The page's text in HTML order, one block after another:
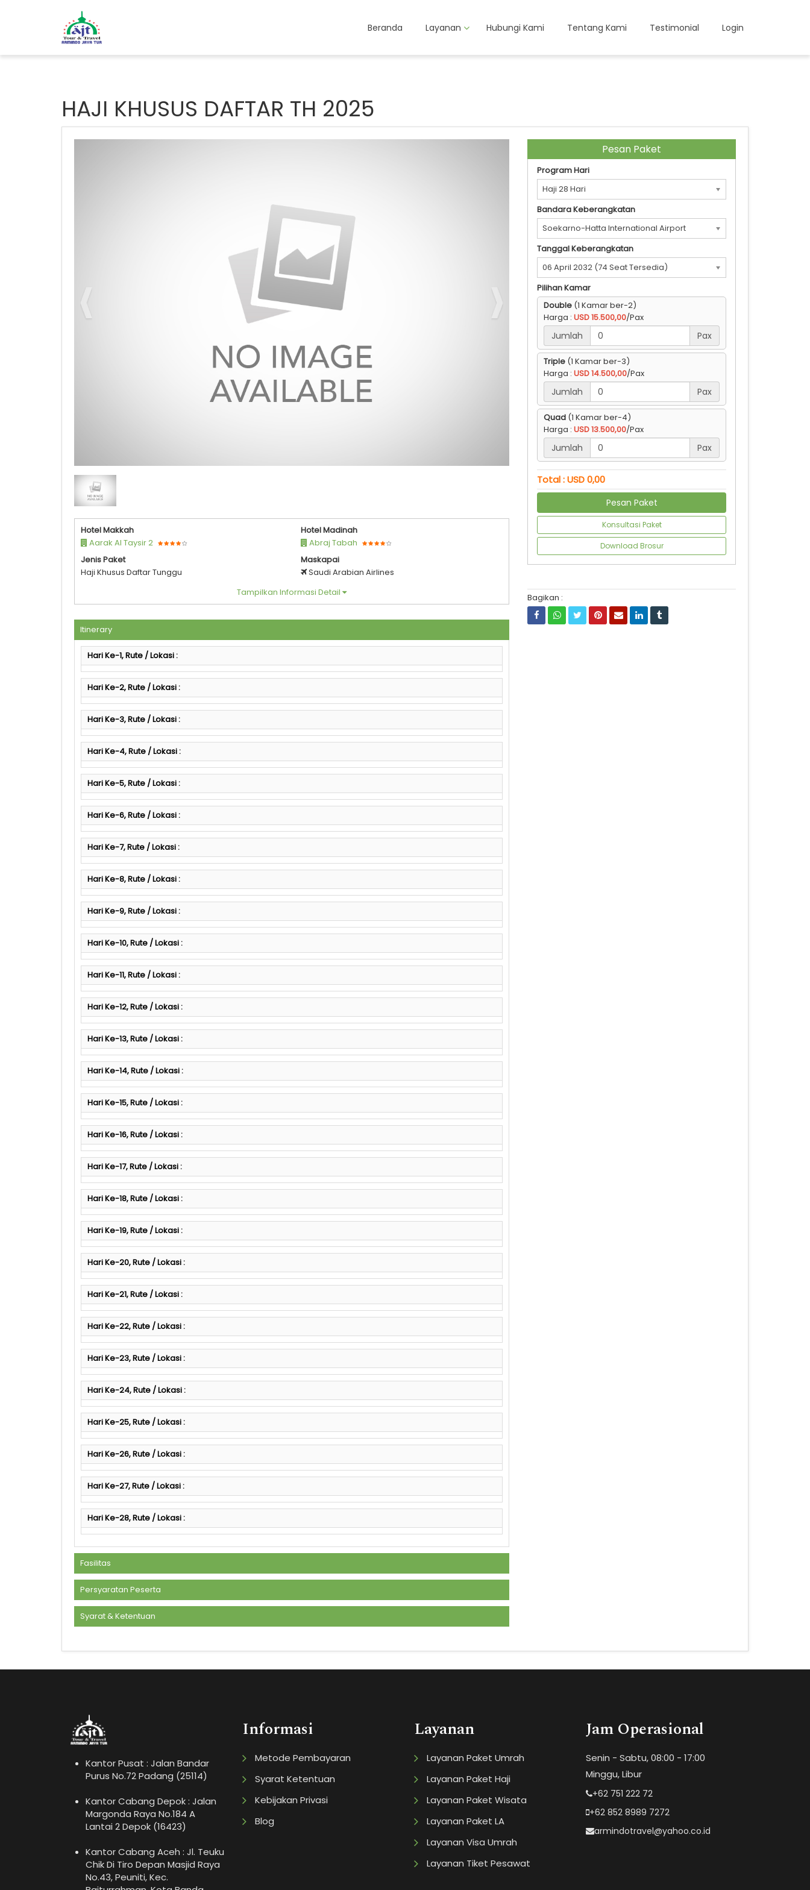
Beranda Layanan Hubungi Kami Tentang Kami Testimonial Login
HAJI KHUSUS DAFTAR TH 2025
PT. Armindo Jaya Tur
Hotel Makkah
Aarak Al Taysir 2
Hotel Madinah
Abraj Tabah
Jenis Paket
Haji Khusus Daftar Tunggu
Maskapai
Saudi Arabian Airlines
Tampilkan Informasi Detail
Itinerary
Hari Ke-1, Rute / Lokasi :
Hari Ke-2, Rute / Lokasi :
Hari Ke-3, Rute / Lokasi :
Hari Ke-4, Rute / Lokasi :
Hari Ke-5, Rute / Lokasi :
Hari Ke-6, Rute / Lokasi :
Hari Ke-7, Rute / Lokasi :
Hari Ke-8, Rute / Lokasi :
Hari Ke-9, Rute / Lokasi :
Hari Ke-10, Rute / Lokasi :
Hari Ke-11, Rute / Lokasi :
Hari Ke-12, Rute / Lokasi :
Hari Ke-13, Rute / Lokasi :
Hari Ke-14, Rute / Lokasi :
Hari Ke-15, Rute / Lokasi :
Hari Ke-16, Rute / Lokasi :
Hari Ke-17, Rute / Lokasi :
Hari Ke-18, Rute / Lokasi :
Hari Ke-19, Rute / Lokasi :
Hari Ke-20, Rute / Lokasi :
Hari Ke-21, Rute / Lokasi :
Hari Ke-22, Rute / Lokasi :
Hari Ke-23, Rute / Lokasi :
Hari Ke-24, Rute / Lokasi :
Hari Ke-25, Rute / Lokasi :
Hari Ke-26, Rute / Lokasi :
Hari Ke-27, Rute / Lokasi :
Hari Ke-28, Rute / Lokasi :
Fasilitas
Persyaratan Peserta
Syarat & Ketentuan
Pesan Paket
Program Hari
Haji 28 Hari
Bandara Keberangkatan
Soekarno-Hatta International Airport
(CGK)
Tanggal Keberangkatan
06 April 2032 (74 Seat Tersedia)
Pilihan Kamar
Double (1 Kamar ber-2)
Harga : USD 15.500,00/Pax
Jumlah Pax
Triple (1 Kamar ber-3)
Harga : USD 14.500,00/Pax
Jumlah Pax
Quad (1 Kamar ber-4)
Harga : USD 13.500,00/Pax
Jumlah Pax
Total : USD 0,00
Pesan Paket
Konsultasi Paket
Download Brosur
Bagikan :
Kantor Pusat : Jalan Bandar
Purus No.72 Padang (25114)
Kantor Cabang Depok : Jalan
Margonda Raya No.184 A
Lantai 2 Depok (16423)
Kantor Cabang Aceh : Jl. Teuku
Chik Di Tiro Depan Masjid Raya
No.43, Peuniti, Kec.
Informasi
Metode Pembayaran
Syarat Ketentuan
Kebijakan Privasi
Blog
Layanan
Layanan Paket Umrah
Layanan Paket Haji
Layanan Paket Wisata
Layanan Paket LA
Layanan Visa Umrah
Layanan Tiket Pesawat
Jam Operasional
Senin - Sabtu, 08:00 - 17:00
Minggu, Libur
+62 751 222 72
+62 852 8989 7272
armindotravel@yahoo.co.id